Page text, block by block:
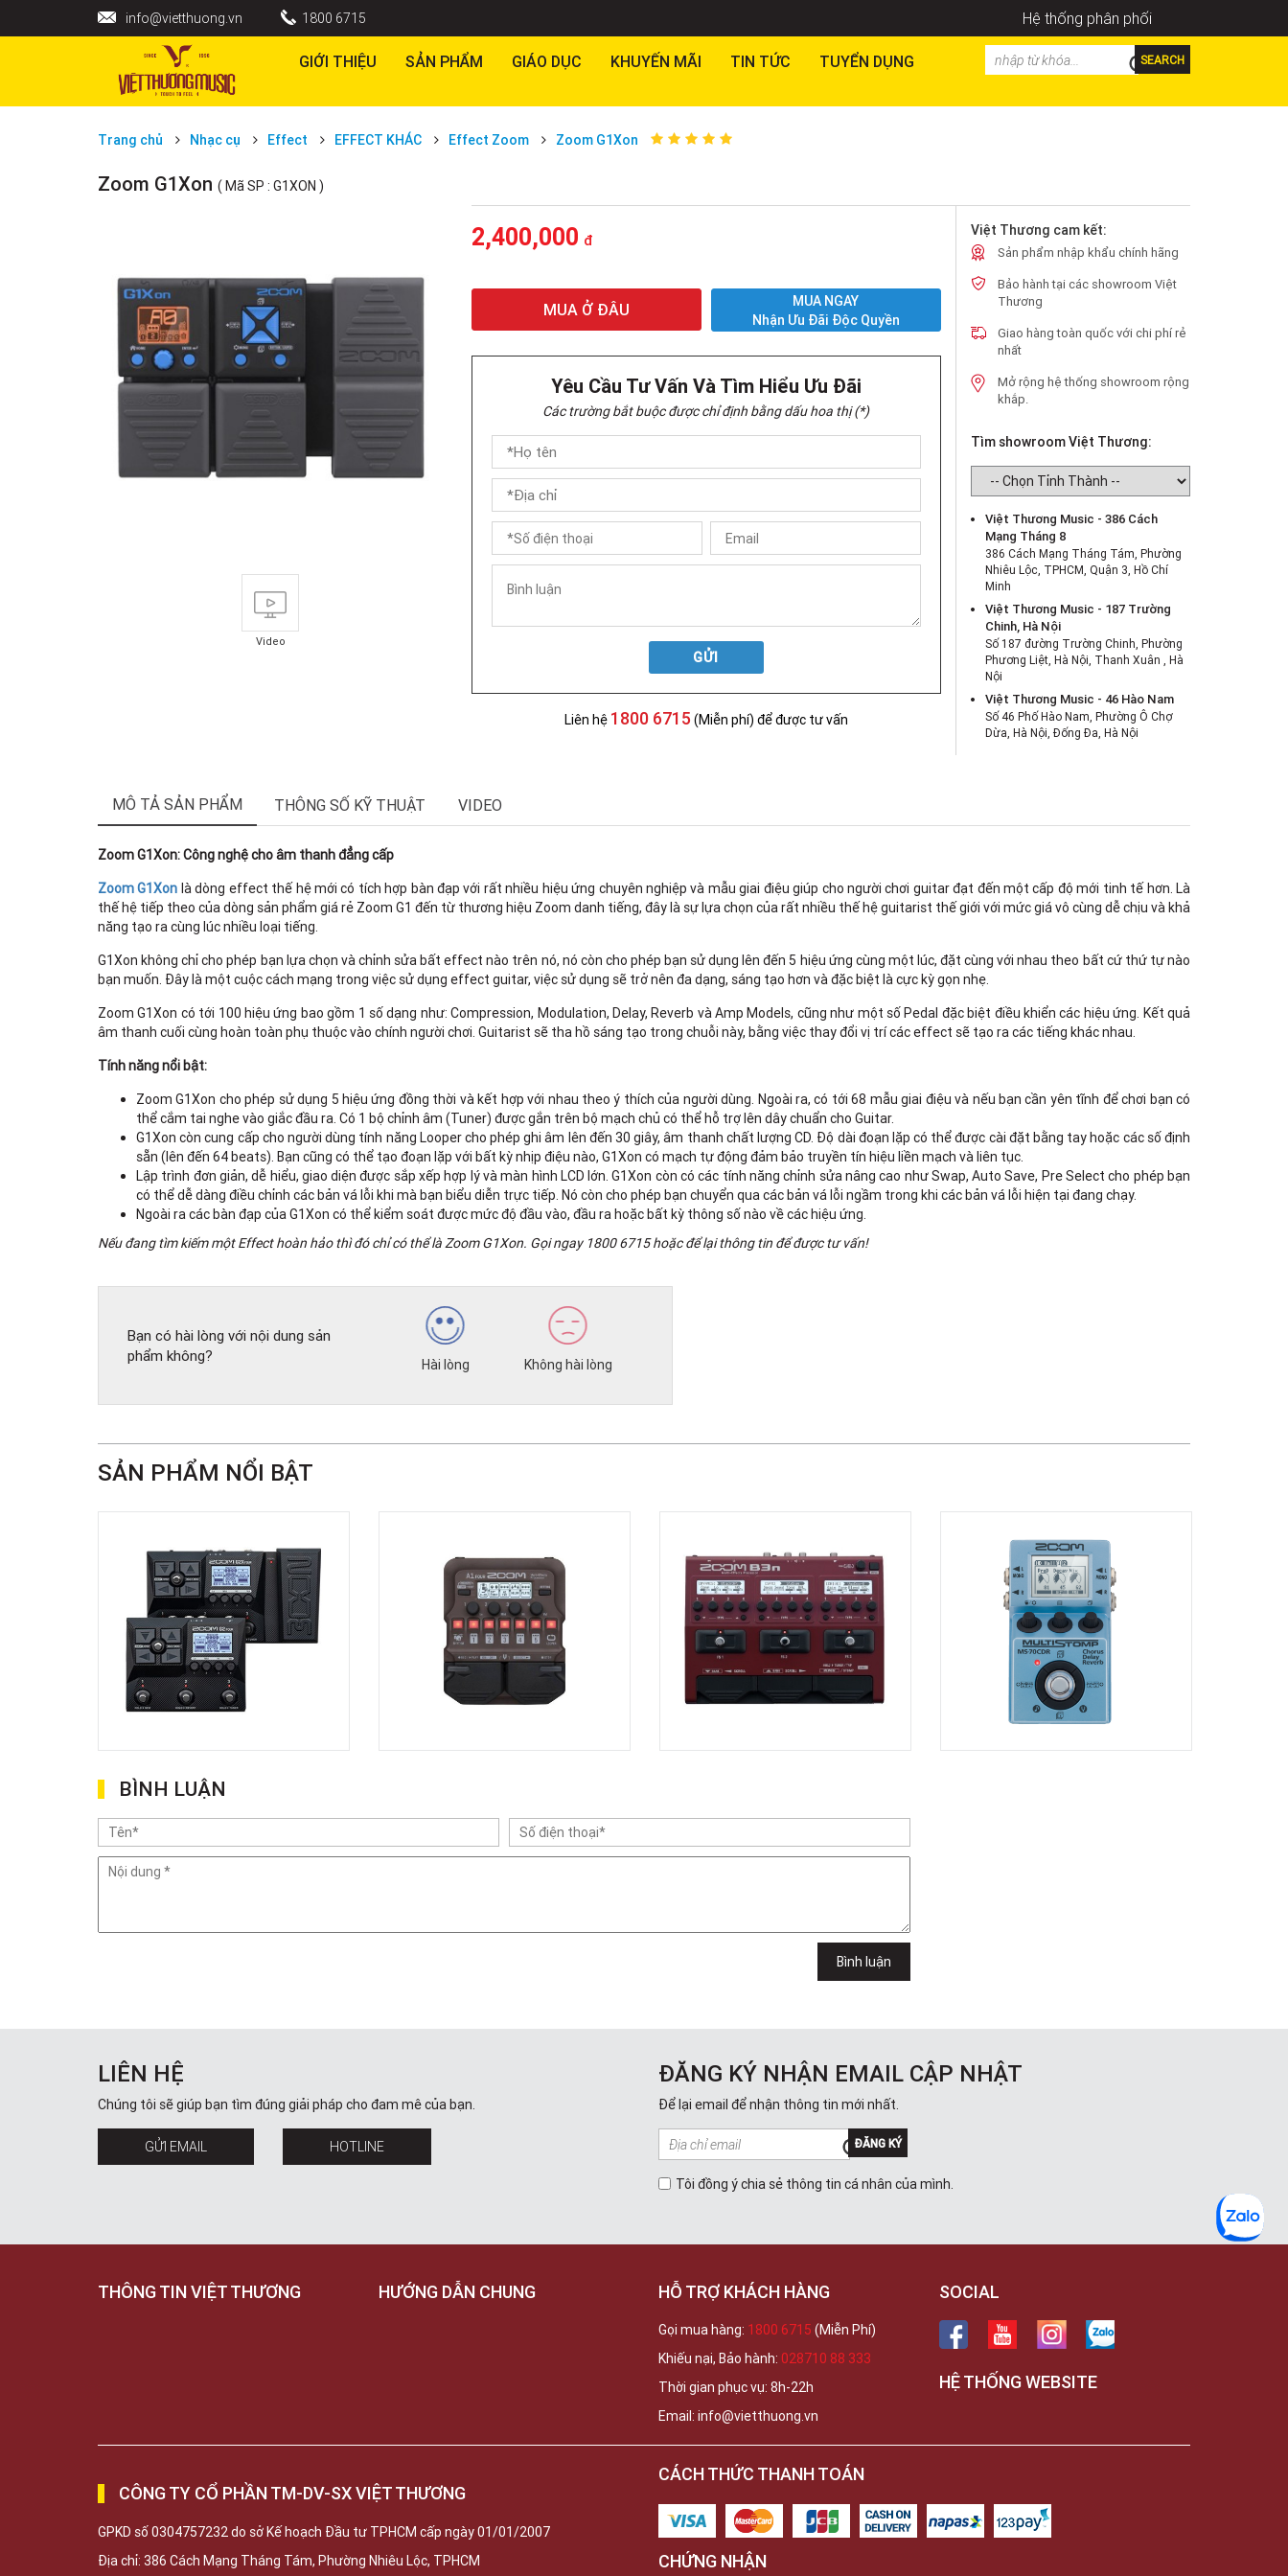
info@vietthuong.vn 1800 6715 Hệ thống phân phối
GIỚI THIỆU SẢN PHẨM GIÁO DỤC KHUYẾN MÃI TIN TỨC TUYỂN DỤNG SEARCH
Trang chủ Nhạc cụ Effect EFFECT KHÁC Effect Zoom Zoom G1Xon
Zoom G1Xon ( Mã SP : G1XON )
Video
2,400,000 đ
MUA Ở ĐÂU
MUA NGAY
Nhận Ưu Đãi Độc Quyền
Yêu Cầu Tư Vấn Và Tìm Hiểu Ưu Đãi
Các trường bắt buộc được chỉ định bằng dấu hoa thị (*)
GỬI
Liên hệ 1800 6715 (Miễn phí) để được tư vấn
Việt Thương cam kết:
Sản phẩm nhập khẩu chính hãng
Bảo hành tại các showroom Việt
Thương
Giao hàng toàn quốc với chi phí rẻ
nhất
Mở rộng hệ thống showroom rộng
khắp.
Tìm showroom Việt Thương:
Việt Thương Music - 386 Cách
Mạng Tháng 8
386 Cách Mạng Tháng Tám, Phường
Nhiêu Lộc, TPHCM, Quận 3, Hồ Chí
Minh
Việt Thương Music - 187 Trường
Chinh, Hà Nội
Số 187 đường Trường Chinh, Phường
Phương Liệt, Hà Nội, Thanh Xuân , Hà
Nội
Việt Thương Music - 46 Hào Nam
Số 46 Phố Hào Nam, Phường Ô Chợ
Dừa, Hà Nội, Đống Đa, Hà Nội
Chí Minh
TPHCM, Quận 3, Hồ Chí Minh
Việt Thương Music - 369 Điện Biên
TPHCM, Quận 3, Hồ Chí Minh
Việt Thương Music - 102Q An
102Q Đường An Dương Vương,
Phường An Đông, TPHCM, Quận 5, Hồ
49E Phan Đăng Lưu, Phường Bình
Chí Minh
Việt Thương Music - Phường Gò
Vấp
11 Đường số 3, Khu dân cư Cityland
Park Hill, Phường Gò Vấp, TPHCM,
Khê, Đà Nẵng, Thanh Khê, Đà Nẵng
Lô L3-05C, Tầng 3, Trung Tâm
Thương Mại Vincom Plaza, Số 50,
Đường Lê Văn Việt, Phường Tăng
Nhơn Phú, TPHCM, Quận 9, Hồ Chí
Minh
Việt Thương Music - 6F Ngô Thời
6F Ngô Thời Nhiệm, Phường Xuân
Hòa, TPHCM, Quận 3, Hồ Chí Minh
Việt Thương Music - 302 Cầu Giấy
Complex, số 302 Cầu Giấy, Phường
MÔ TẢ SẢN PHẨM THÔNG SỐ KỸ THUẬT VIDEO
Zoom G1Xon: Công nghệ cho âm thanh đẳng cấp
Zoom G1Xon là dòng effect thế hệ mới có tích hợp bàn đạp với rất nhiều hiệu ứng chuyên nghiệp và mẫu giai điệu giúp cho người chơi guitar đạt đến một cấp độ mới tinh tế hơn. Là
thế hệ tiếp theo của dòng sản phẩm giá rẻ Zoom G1 đến từ thương hiệu Zoom danh tiếng, đây là sự lựa chọn của rất nhiều thế hệ guitarist thế giới với mức giá vô cùng dễ chịu và khả
năng tạo ra cùng lúc nhiều loại tiếng.
G1Xon không chỉ cho phép bạn lựa chọn và chỉnh sửa bất effect nào trên nó, nó còn cho phép bạn sử dụng lên đến 5 hiệu ứng cùng một lúc, đặt cùng với nhau theo bất cứ thứ tự nào
bạn muốn. Đây là một cuộc cách mạng trong việc sử dụng effect guitar, việc sử dụng sẽ trở nên đa dạng, sáng tạo hơn và đặc biệt là cực kỳ gọn nhẹ.
Zoom G1Xon có tới 100 hiệu ứng bao gồm 1 số dạng như: Compression, Modulation, Delay, Reverb và Amp Models, cũng như một số Pedal đặc biệt điều khiển các hiệu ứng. Kết quả
âm thanh cuối cùng hoàn toàn phụ thuộc vào chính người chơi. Guitarist sẽ tha hồ sáng tạo trong chuỗi này, bằng việc thay đổi vị trí các effect sẽ tạo ra các tiếng khác nhau.
Tính năng nổi bật:
Zoom G1Xon cho phép sử dụng 5 hiệu ứng đồng thời và kết hợp với nhau theo ý thích của người dùng. Ngoài ra, có tới 68 mẫu giai điệu và nếu bạn cần yên tĩnh để chơi bạn có
thể cắm tai nghe vào giắc đầu ra. Có 1 bộ chỉnh âm (Tuner) được gắn trên bộ mạch chủ có thể hỗ trợ lên dây chuẩn cho Guitar.
G1Xon còn cung cấp cho người dùng tính năng Looper cho phép ghi âm lên đến 30 giây, âm thanh chất lượng CD. Độ dài đoạn lặp có thể được cài đặt bằng tay hoặc các số định
sẵn (lên đến 64 beats). Bạn cũng có thể tạo đoạn lặp với bất kỳ nhịp điệu nào, G1Xon có mạch tự động đảm bảo truyền tín hiệu liền mạch và liên tục.
Lập trình đơn giản, dễ hiểu, giao diện được sắp xếp hợp lý và màn hình LCD lớn. G1Xon còn có các tính năng chỉnh sửa nâng cao như Swap, Auto Save, Pre Select cho phép bạn
có thể dễ dàng điều chỉnh các bản vá lỗi khi mà bạn biểu diễn trực tiếp. Nó còn cho phép bạn chuyển qua các bản vá lỗi ngầm trong khi các bản vá lỗi hiện tại đang chạy.
Ngoài ra các bàn đạp của G1Xon có thể kiểm soát được mức độ đầu vào, đầu ra hoặc bất kỳ thông số nào về các hiệu ứng.
Nếu đang tìm kiếm một Effect hoàn hảo thì đó chỉ có thể là Zoom G1Xon. Gọi ngay 1800 6715 hoặc để lại thông tin để được tư vấn!
Bạn có hài lòng với nội dung sản
phẩm không?
Hài lòng Không hài lòng
SẢN PHẨM NỔI BẬT
BÌNH LUẬN
Bình luận
LIÊN HỆ
Chúng tôi sẽ giúp bạn tìm đúng giải pháp cho đam mê của bạn.
GỬI EMAIL HOTLINE
ĐĂNG KÝ NHẬN EMAIL CẬP NHẬT
Để lại email để nhận thông tin mới nhất.
ĐĂNG KÝ
Tôi đồng ý chia sẻ thông tin cá nhân của mình.
THÔNG TIN VIỆT THƯƠNG HƯỚNG DẪN CHUNG HỖ TRỢ KHÁCH HÀNG
Gọi mua hàng: 1800 6715 (Miễn Phí)
Khiếu nại, Bảo hành: 028710 88 333
Thời gian phục vụ: 8h-22h
Email: info@vietthuong.vn
SOCIAL
HỆ THỐNG WEBSITE
CÔNG TY CỔ PHẦN TM-DV-SX VIỆT THƯƠNG
GPKD số 0304757232 do sở Kế hoạch Đầu tư TPHCM cấp ngày 01/01/2007
Địa chỉ: 386 Cách Mạng Tháng Tám, Phường Nhiêu Lộc, TPHCM
CÁCH THỨC THANH TOÁN
CHỨNG NHẬN